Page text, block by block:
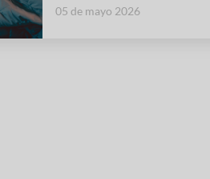
encendida?
05 de mayo 2026